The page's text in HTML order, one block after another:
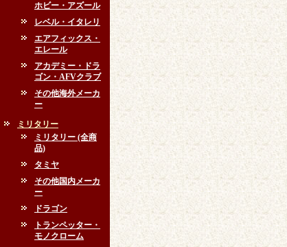
ホビー・アズール
レベル・イタレリ
エアフィックス・
エレール
アカデミー・ドラ
ゴン・AFVクラブ
その他海外メーカ
ー
ミリタリー
ミリタリー (全商
品)
タミヤ
その他国内メーカ
ー
ドラゴン
トランペッター・
モノクローム